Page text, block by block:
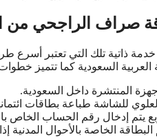
صراف الراجحي من
ذاتية تلك التي تعتبر أسرع
السعودية كما تتميز
المنتشرة داخل السعودية.
للشاشة طباعة بطاقات
يتم إدخال رقم الحساب الخاص
الخاصة بالأحوال